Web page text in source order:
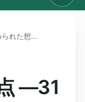
和歌と暗号文の共通点 —31文字に込められた想いの復号—
—31